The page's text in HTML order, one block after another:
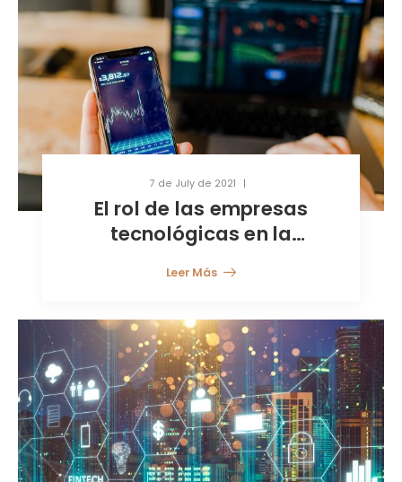
7 de July de 2021
El rol de las empresas
tecnológicas en la
financieros
Leer Más